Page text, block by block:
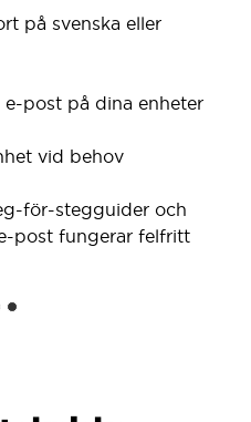
på svenska eller
post på dina enheter
vid behov
för-stegguider och
post fungerar felfritt